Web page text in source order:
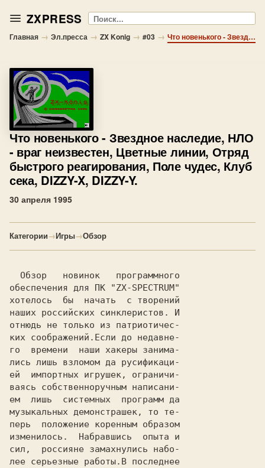
ZXPRESS Поиск
Главная → Эл.пресса → ZX Konig → #03 → Что новенького - Звездное наследие, НЛО - враг неизвестен, Цветные линии, Отряд быстрого реагирования, Поле чудес, Клуб сека, DIZZY-X, DIZZY-Y.
Что новенького- Звездное наследие, НЛО
- враг неизвестен, Цветные линии, Отряд
быстрого реагирования, Поле чудес, Клуб
сека, DIZZY-X, DIZZY-Y.
30 апреля 1995
Категории→Игры→Обзор
обеспечения для
хотелось  бы  начать  с творений
наших российских синклеристов. И
отнюдь не только из патриотичес-
ких соображений.Если до недавне-
го  времени  наши хакеры занима-
лись лишь взломом да русификаци-
ей  импортных игрушек, ограничи-
ваясь собственноручным написани-
ем  лишь  системных  программ да
музыкальных демонстрашек, то те-
перь  положение коренным образом
изменилось.  Набравшись  опыта и
сил,  россияне замахнулись набо-
лее серьезные работы.В последнее